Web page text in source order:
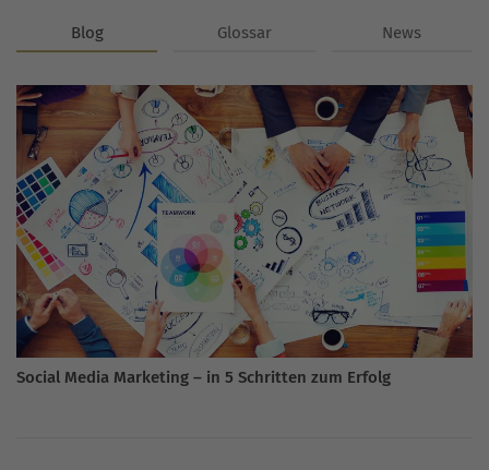
Blog Glossar News
Social Media Marketing – in 5 Schritten zum Erfolg